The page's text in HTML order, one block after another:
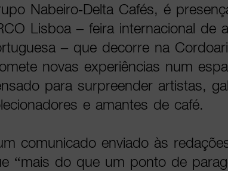
Nabeiro-Delta Cafés, é
Lisboa – feira internacional de
– que decorre na
novas experiências num
para surpreender artistas,
e amantes de café.
comunicado enviado às
“mais do que um ponto de